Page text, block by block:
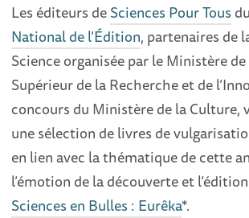
Les éditeurs deSciences Pour Tous du
National de l’Édition, partenaires de
Science organisée par le Ministère
Supérieur de la Recherche et de
concours du Ministère de la Culture,
une sélection de livres de
en lien avec la thématique de cette
l’émotion de la découverte et
Sciences en Bulles : Eurêka*.